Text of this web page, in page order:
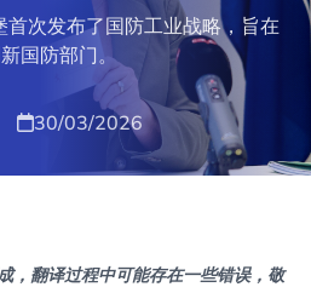
次发布了国防工业战略，旨在
国防部门。
30/03/2026
，翻译过程中可能存在一些错误，敬